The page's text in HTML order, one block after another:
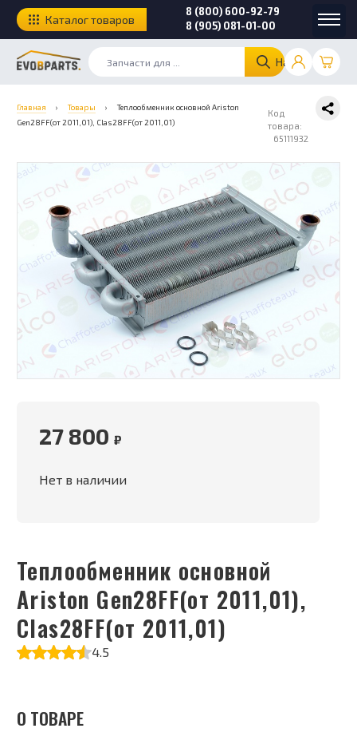
Найти
8 (800) 600-92-79
8 (905) 081-01-00
Каталог товаров
Главная › Товары ›
Теплообменник основной Ariston
Gen28FF(от 2011,01), Clas28FF(от 2011,01)
Код
товара:
65111932
Теплообменник основной
Ariston Gen28FF(от 2011,01),
Clas28FF(от 2011,01)
4.5
27 800 ₽
Нет в наличии
О ТОВАРЕ